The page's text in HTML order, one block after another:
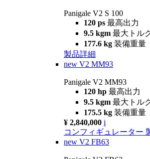
Panigale V2 S 100
120 ps 最高出力
9.5 kgm 最大トル
177.6 kg 装備重量
製品詳細
new V2 MM93
Panigale V2 MM93
120 hp 最高出力
9.5 kgm 最大トル
175.5 kg 装備重量
¥ 2,840,000 i
コンフィギュレーター
new V2 FB63